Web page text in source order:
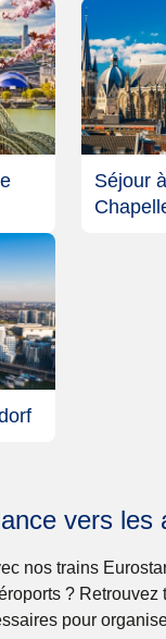
Séjour
vers les
nos trains
? Retrouvez
pour